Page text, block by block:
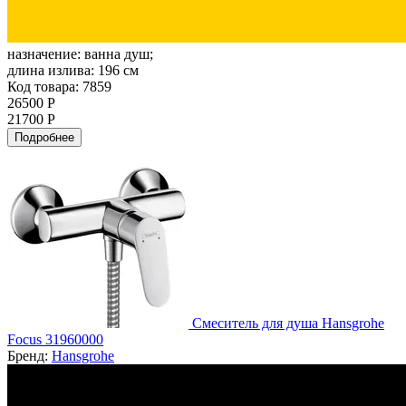
назначение: ванна душ;
длина излива: 196 см
Код товара: 7859
26500 Р
21700 Р
Подробнее
Смеситель для душа Hansgrohe
Focus 31960000
Бренд: Hansgrohe